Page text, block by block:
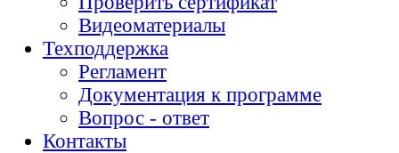
Видеоматериалы
Техподдержка
Регламент
Документация к программе
Вопрос - ответ
Контакты